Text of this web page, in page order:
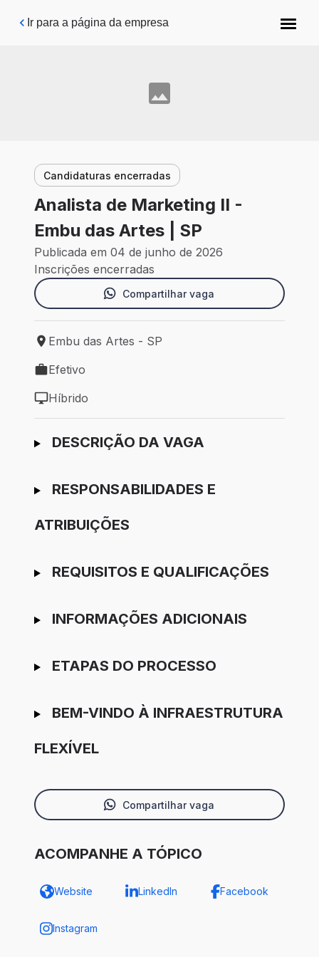
Pular para o conteúdo principal
Ir para a página da empresa
Candidaturas encerradas
Analista de Marketing II -
Embu das Artes | SP
Publicada em 04 de junho de 2026
Inscrições encerradas
Compartilhar vaga
Local de trabalho: Embu das Artes - SP
Embu das Artes - SP
Tipo de vaga: Efetivo
Efetivo
Modelo de trabalho: Híbrido
Híbrido
Ir para candidatura
DESCRIÇÃO DA VAGA
RESPONSABILIDADES E
ATRIBUIÇÕES
REQUISITOS E QUALIFICAÇÕES
INFORMAÇÕES ADICIONAIS
ETAPAS DO PROCESSO
BEM-VINDO À INFRAESTRUTURA
FLEXÍVEL
Compartilhar vaga
ACOMPANHE A TÓPICO
Website LinkedIn Facebook
Instagram